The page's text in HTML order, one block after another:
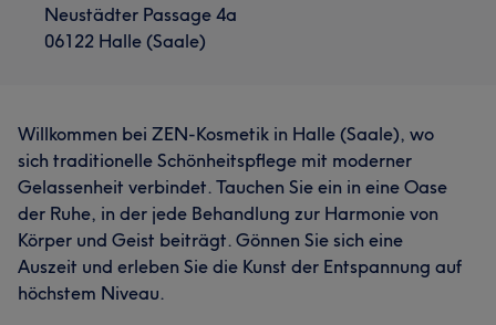
Neustädter Passage 4a
06122 Halle (Saale)
Willkommen bei ZEN-Kosmetik in Halle (Saale), wo
sich traditionelle Schönheitspflege mit moderner
Gelassenheit verbindet. Tauchen Sie ein in eine Oase
der Ruhe, in der jede Behandlung zur Harmonie von
Körper und Geist beiträgt. Gönnen Sie sich eine
Auszeit und erleben Sie die Kunst der Entspannung auf
höchstem Niveau.